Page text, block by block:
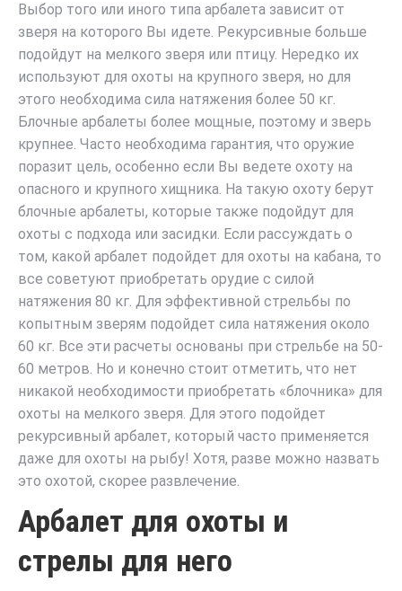
Выбор того или иного типа арбалета зависит от
зверя на которого Вы идете. Рекурсивные больше
подойдут на мелкого зверя или птицу. Нередко их
используют для охоты на крупного зверя, но для
этого необходима сила натяжения более 50 кг.
Блочные арбалеты более мощные, поэтому и зверь
крупнее. Часто необходима гарантия, что оружие
поразит цель, особенно если Вы ведете охоту на
опасного и крупного хищника. На такую охоту берут
блочные арбалеты, которые также подойдут для
охоты с подхода или засидки. Если рассуждать о
том, какой арбалет подойдет для охоты на кабана, то
все советуют приобретать орудие с силой
натяжения 80 кг. Для эффективной стрельбы по
копытным зверям подойдет сила натяжения около
60 кг. Все эти расчеты основаны при стрельбе на 50-
60 метров. Но и конечно стоит отметить, что нет
никакой необходимости приобретать «блочника» для
охоты на мелкого зверя. Для этого подойдет
рекурсивный арбалет, который часто применяется
даже для охоты на рыбу! Хотя, разве можно назвать
это охотой, скорее развлечение.
Арбалет для охоты и
стрелы для него